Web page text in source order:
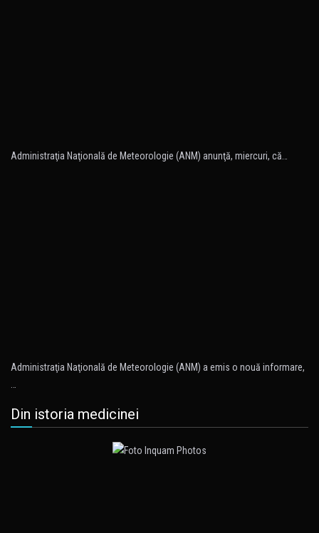
Administraţia Naţională de Meteorologie (ANM) anunţă, miercuri, că…
Administraţia Naţională de Meteorologie (ANM) a emis o nouă informare,
Din istoria medicinei